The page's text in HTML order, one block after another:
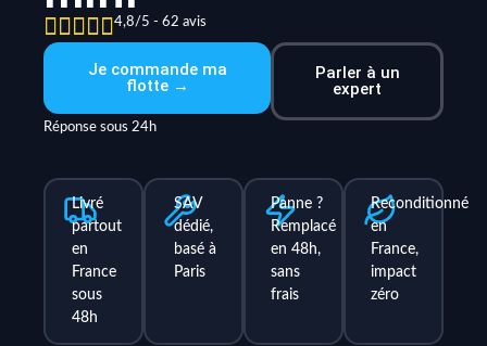
4,8/5 - 62 avis
Je commande ma
flotte →
Parler à un
expert
Réponse sous 24h
Livré
partout
en
France
sous
48h
SAV
dédié,
basé à
Paris
Panne ?
Remplacé
en 48h,
sans
frais
Reconditionné
en
France,
impact
zéro